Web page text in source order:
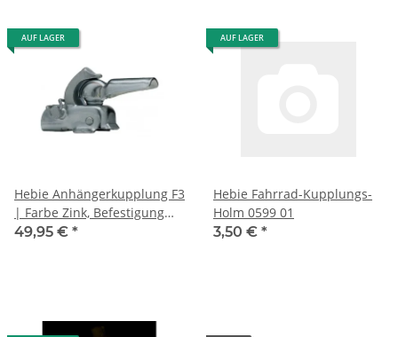
AUF LAGER
Hebie Anhängerkupplung F3
| Farbe Zink, Befestigung
auf Gepäckträger
49,95 € *
AUF LAGER
Hebie Fahrrad-Kupplungs-
Holm 0599 01
3,50 € *